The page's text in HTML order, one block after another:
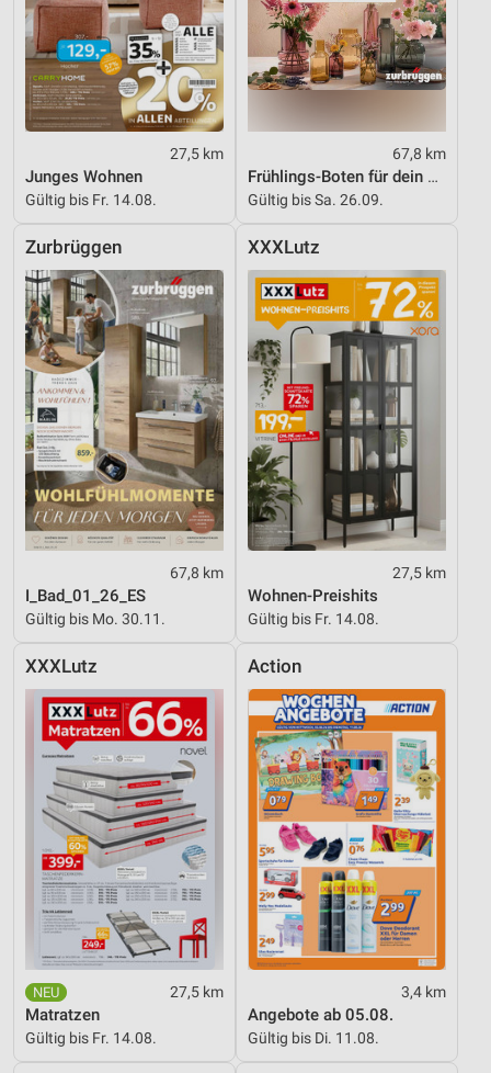
27,5 km
Junges Wohnen
Gültig bis Fr. 14.08.
67,8 km
Frühlings-Boten für dein Zuhause
Gültig bis Sa. 26.09.
Zurbrüggen
67,8 km
I_Bad_01_26_ES
Gültig bis Mo. 30.11.
XXXLutz
27,5 km
Wohnen-Preishits
Gültig bis Fr. 14.08.
XXXLutz
27,5 km
Matratzen
Gültig bis Fr. 14.08.
Action
3,4 km
Angebote ab 05.08.
Gültig bis Di. 11.08.